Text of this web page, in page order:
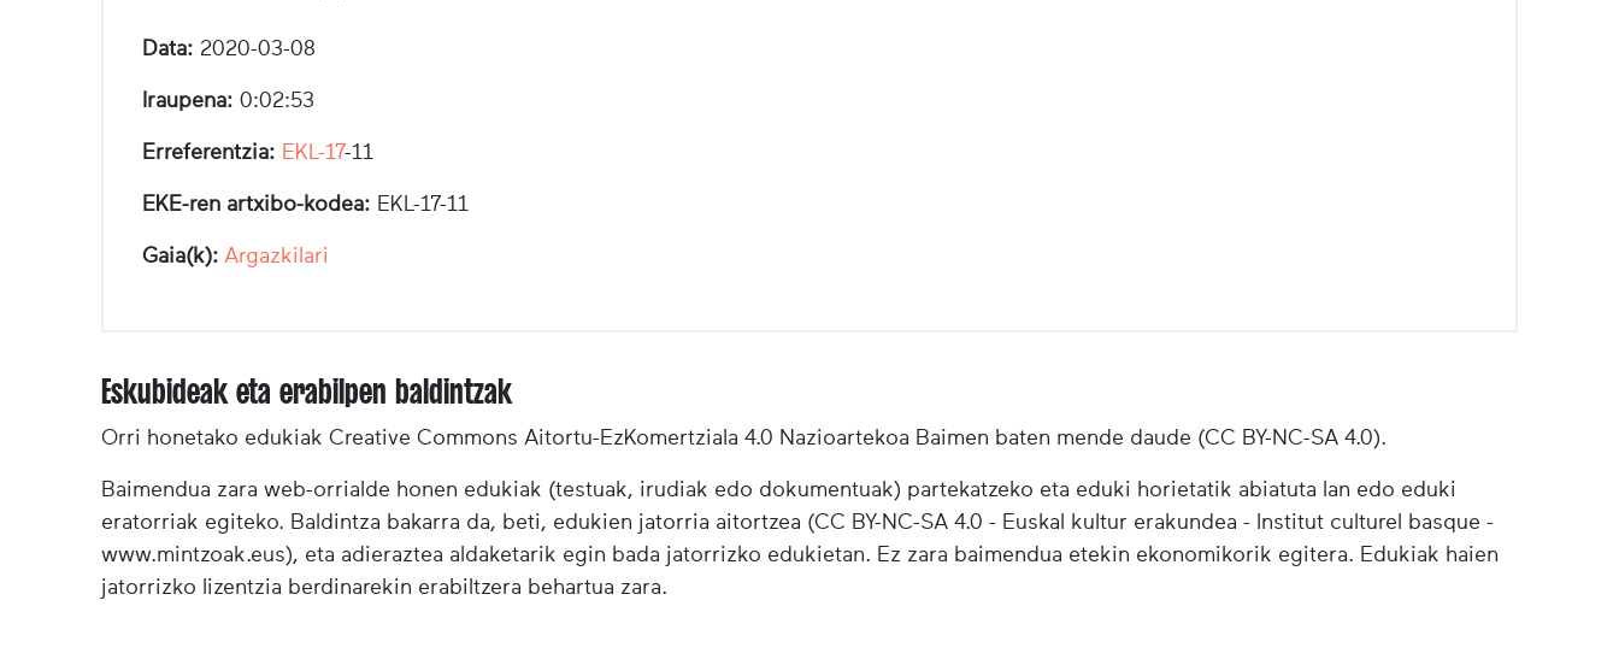
Data: 2020-03-08
Iraupena: 0:02:53
Erreferentzia: EKL-17-11
EKE-ren artxibo-kodea: EKL-17-11
Gaia(k): Argazkilari
Eskubideak eta erabilpen baldintzak
Orri honetako edukiak Creative Commons Aitortu-EzKomertziala 4.0 Nazioartekoa Baimen baten mende daude (CC BY-NC-SA 4.0).
Baimendua zara web-orrialde honen edukiak (testuak, irudiak edo dokumentuak) partekatzeko eta eduki horietatik abiatuta lan edo eduki
eratorriak egiteko. Baldintza bakarra da, beti, edukien jatorria aitortzea (CC BY-NC-SA 4.0 - Euskal kultur erakundea - Institut culturel basque -
www.mintzoak.eus), eta adieraztea aldaketarik egin bada jatorrizko edukietan. Ez zara baimendua etekin ekonomikorik egitera. Edukiak haien
jatorrizko lizentzia berdinarekin erabiltzera behartua zara.